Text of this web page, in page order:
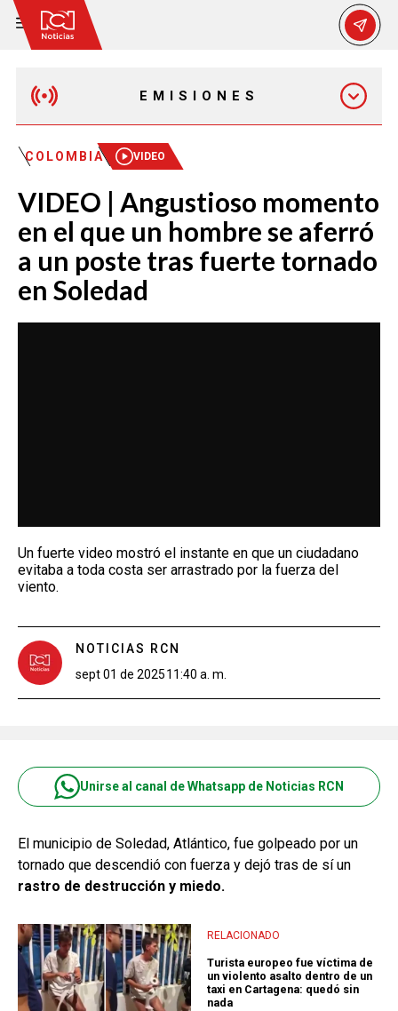
EMISIONES
MAÑANA EXPRESS
EMISIÓN 12:30 PM
EMISIÓN 7:00 PM
EMISIÓN 11:30 PM
COLOMBIA VIDEO
VIDEO | Angustioso momento
en el que un hombre se aferró
a un poste tras fuerte tornado
en Soledad
Un fuerte video mostró el instante en que un ciudadano
evitaba a toda costa ser arrastrado por la fuerza del
viento.
NOTICIAS RCN
sept 01 de 202511:40 a. m.
Unirse al canal de Whatsapp de Noticias RCN
El municipio de Soledad, Atlántico, fue golpeado por un
tornado que descendió con fuerza y dejó tras de sí un
rastro de destrucción y miedo.
RELACIONADO
Turista europeo fue víctima de
un violento asalto dentro de un
taxi en Cartagena: quedó sin
nada